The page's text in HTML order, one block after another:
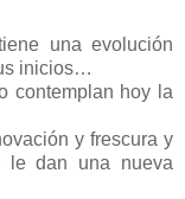
una evolución
inicios…
contemplan hoy la
y frescura y
le dan una nueva